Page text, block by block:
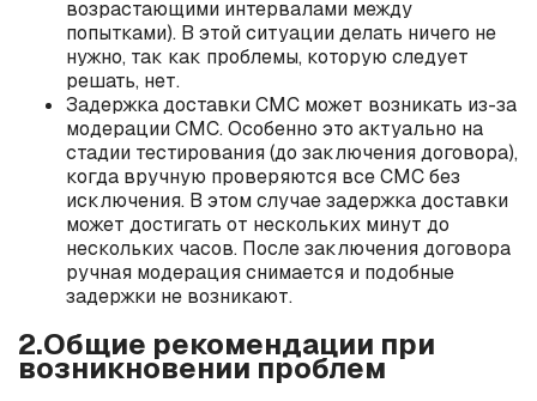
возрастающими интервалами между
попытками). В этой ситуации делать ничего не
нужно, так как проблемы, которую следует
решать, нет.
Задержка доставки СМС может возникать из-за
модерации СМС. Особенно это актуально на
стадии тестирования (до заключения договора),
когда вручную проверяются все СМС без
исключения. В этом случае задержка доставки
может достигать от нескольких минут до
нескольких часов. После заключения договора
ручная модерация снимается и подобные
задержки не возникают.
2.Общие рекомендации при
возникновении проблем